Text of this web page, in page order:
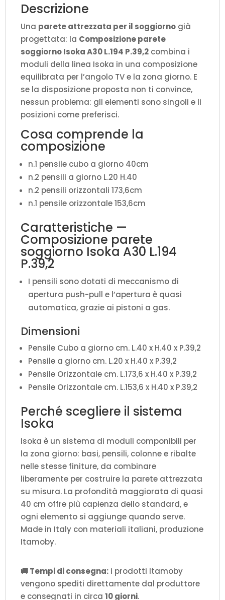
Descrizione
Una parete attrezzata per il soggiorno già
progettata: la Composizione parete
soggiorno Isoka A30 L.194 P.39,2 combina i
moduli della linea Isoka in una composizione
equilibrata per l’angolo TV e la zona giorno. E
se la disposizione proposta non ti convince,
nessun problema: gli elementi sono singoli e li
posizioni come preferisci.
Cosa comprende la
composizione
n.1 pensile cubo a giorno 40cm
n.2 pensili a giorno L.20 H.40
n.2 pensili orizzontali 173,6cm
n.1 pensile orizzontale 153,6cm
Caratteristiche —
Composizione parete
soggiorno Isoka A30 L.194
P.39,2
I pensili sono dotati di meccanismo di
apertura push-pull e l’apertura è quasi
automatica, grazie ai pistoni a gas.
Dimensioni
Pensile Cubo a giorno cm. L.40 x H.40 x P.39,2
Pensile a giorno cm. L.20 x H.40 x P.39,2
Pensile Orizzontale cm. L.173,6 x H.40 x P.39,2
Pensile Orizzontale cm. L.153,6 x H.40 x P.39,2
Perché scegliere il sistema
Isoka
Isoka è un sistema di moduli componibili per
la zona giorno: basi, pensili, colonne e ribalte
nelle stesse finiture, da combinare
liberamente per costruire la parete attrezzata
su misura. La profondità maggiorata di quasi
40 cm offre più capienza dello standard, e
ogni elemento si aggiunge quando serve.
Made in Italy con materiali italiani, produzione
Itamoby.
🚚 Tempi di consegna: i prodotti Itamoby
vengono spediti direttamente dal produttore
e consegnati in circa 10 giorni.